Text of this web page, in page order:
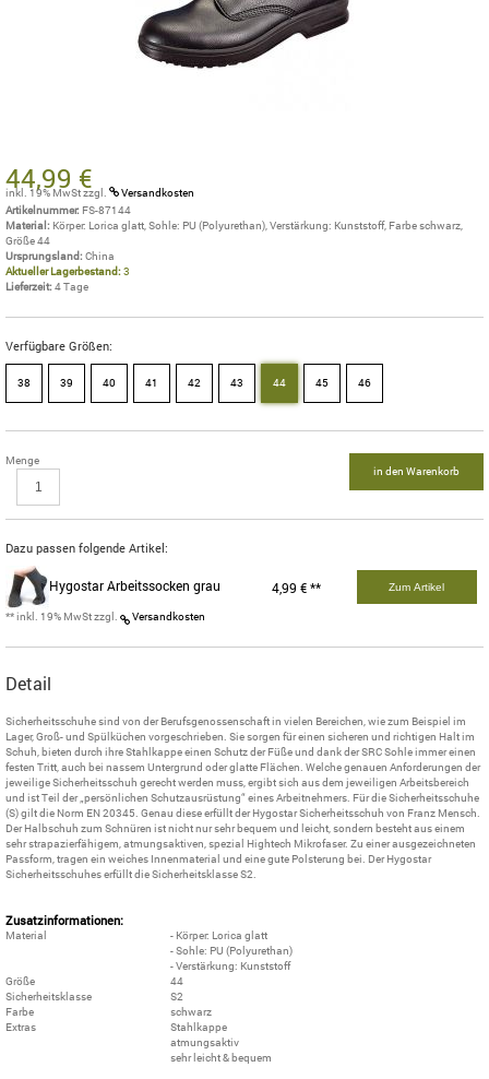
44,99 €
inkl. 19% MwStzzgl.
Versandkosten
Artikelnummer: FS-87144
Material: Körper: Lorica glatt, Sohle: PU (Polyurethan), Verstärkung: Kunststoff, Farbe schwarz,
Größe 44
Ursprungsland: China
Aktueller Lagerbestand:3
Lieferzeit: 4 Tage
Verfügbare Größen:
38 39 40 41 42 43 44 45 46
Menge
in den Warenkorb
Dazu passen folgende Artikel:
Hygostar Arbeitssocken grau 4,99 € ** Zum Artikel
** inkl. 19% MwSt zzgl. Versandkosten
Detail
Sicherheitsschuhe sind von der Berufsgenossenschaft in vielen Bereichen, wie zum Beispiel im
Lager, Groß- und Spülküchen vorgeschrieben. Sie sorgen für einen sicheren und richtigen Halt im
Schuh, bieten durch ihre Stahlkappe einen Schutz der Füße und dank der SRC Sohle immer einen
festen Tritt, auch bei nassem Untergrund oder glatte Flächen. Welche genauen Anforderungen der
jeweilige Sicherheitsschuh gerecht werden muss, ergibt sich aus dem jeweiligen Arbeitsbereich
und ist Teil der „persönlichen Schutzausrüstung“ eines Arbeitnehmers. Für die Sicherheitsschuhe
(S) gilt die Norm EN 20345. Genau diese erfüllt der Hygostar Sicherheitsschuh von Franz Mensch.
Der Halbschuh zum Schnüren ist nicht nur sehr bequem und leicht, sondern besteht aus einem
sehr strapazierfähigem, atmungsaktiven, spezial Hightech Mikrofaser. Zu einer ausgezeichneten
Passform, tragen ein weiches Innenmaterial und eine gute Polsterung bei. Der Hygostar
Sicherheitsschuhes erfüllt die Sicherheitsklasse S2.
Zusatzinformationen:
Material
- Körper: Lorica glatt
- Sohle: PU (Polyurethan)
- Verstärkung: Kunststoff
Größe
44
Sicherheitsklasse
S2
Farbe
schwarz
Extras
Stahlkappe
atmungsaktiv
sehr leicht & bequem